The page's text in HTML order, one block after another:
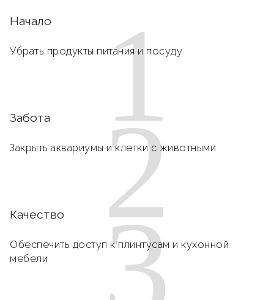
1
Начало
Убрать продукты питания и посуду
2
Забота
Закрыть аквариумы и клетки с животными
3
Качество
Обеспечить доступ к плинтусам и кухонной
мебели